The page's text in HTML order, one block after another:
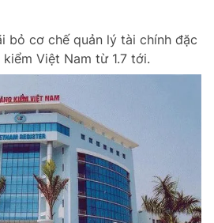
bỏ cơ chế quản lý tài chính đặc
Việt Nam từ 1.7 tới.